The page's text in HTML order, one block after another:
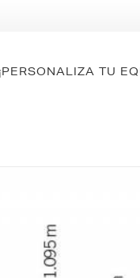
¡PERSONALIZA TU